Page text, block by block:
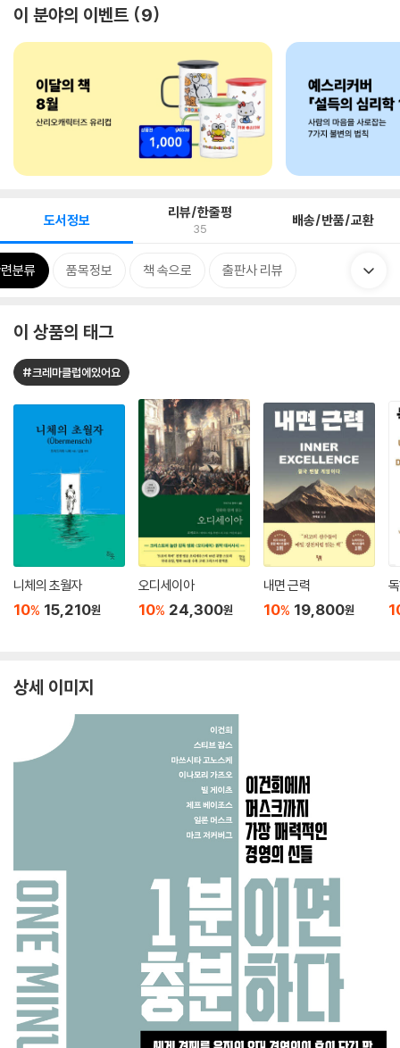
이 분야의 이벤트 9
도서정보 리뷰/한줄평
35 배송/반품/교환
분류 품목정보 책 속으로 출판사 리뷰
이 상품의 태그
#크레마클럽에있어요
니체의 초월자
10% 15,210원
오디세이아
10% 24,300원
내면 근력
10% 19,800원
상세 이미지